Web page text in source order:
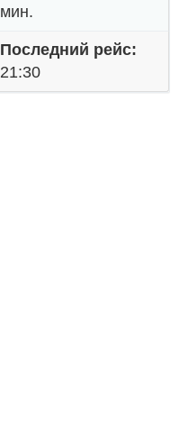
мин.
Последний рейс:
21:30